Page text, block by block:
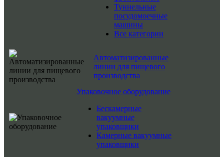
Туннельные
посудомоечные
машины
Все категории
Автоматизированные
линии для пищевого
производства
Упаковочное оборудование
Бескамерные
вакуумные
упаковщики
Камерные вакуумные
упаковщики